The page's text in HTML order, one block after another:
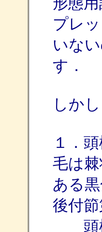
プレ
いな
す．
しか
１．
毛は
ある
後付節
頭楯